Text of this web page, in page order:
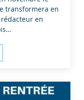
transformera en
en